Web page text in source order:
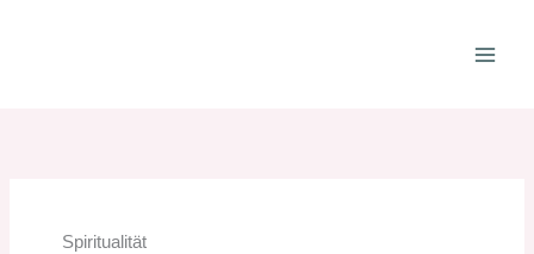
Spiritualität